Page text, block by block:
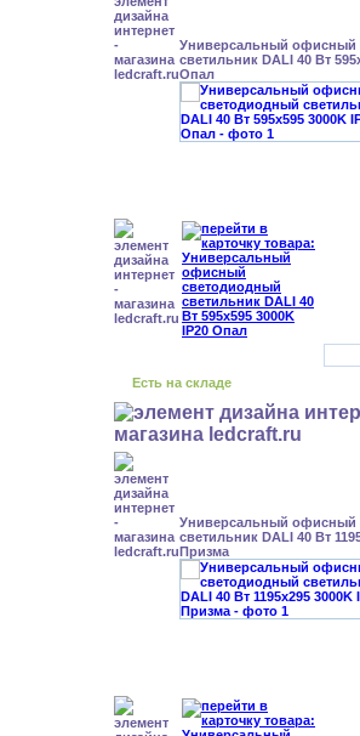
Универсальный офисный
светильник DALI 40 Вт
Опал
Есть на складе
Универсальный офисный
светильник DALI 40 Вт
Призма